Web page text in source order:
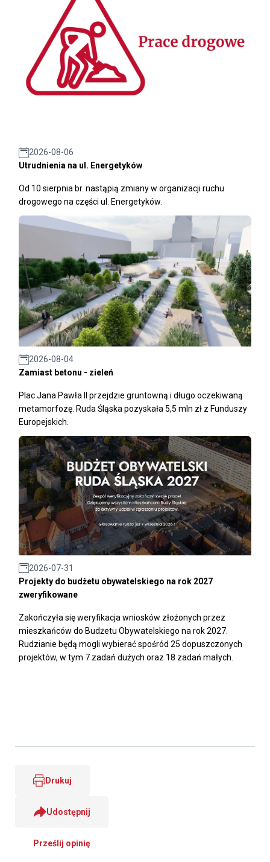
2026-08-06
Utrudnienia na ul. Energetyków
Od 10 sierpnia br. nastąpią zmiany w organizacji ruchu
drogowego na części ul. Energetyków.
2026-08-04
Zamiast betonu - zieleń
Plac Jana Pawła II przejdzie gruntowną i długo oczekiwaną
metamorfozę. Ruda Śląska pozyskała 5,5 mln zł z Funduszy
Europejskich.
2026-07-31
Projekty do budżetu obywatelskiego na rok 2027
zweryfikowane
Zakończyła się weryfikacja wniosków złożonych przez
mieszkańców do Budżetu Obywatelskiego na rok 2027.
Rudzianie będą mogli wybierać spośród 25 dopuszczonych
projektów, w tym 7 zadań dużych oraz 18 zadań małych.
Drukuj
Udostępnij
Prześlij opinię